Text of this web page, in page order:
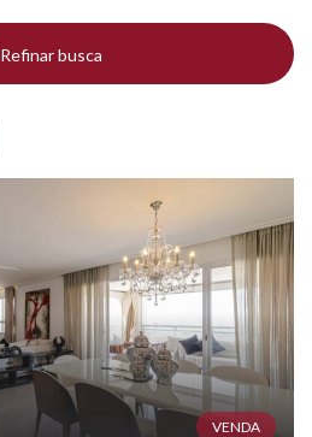
Refinar busca
VENDA